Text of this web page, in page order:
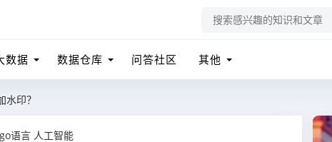
数据 数据仓库 问答社区 其他
印？
go语言 人工智能